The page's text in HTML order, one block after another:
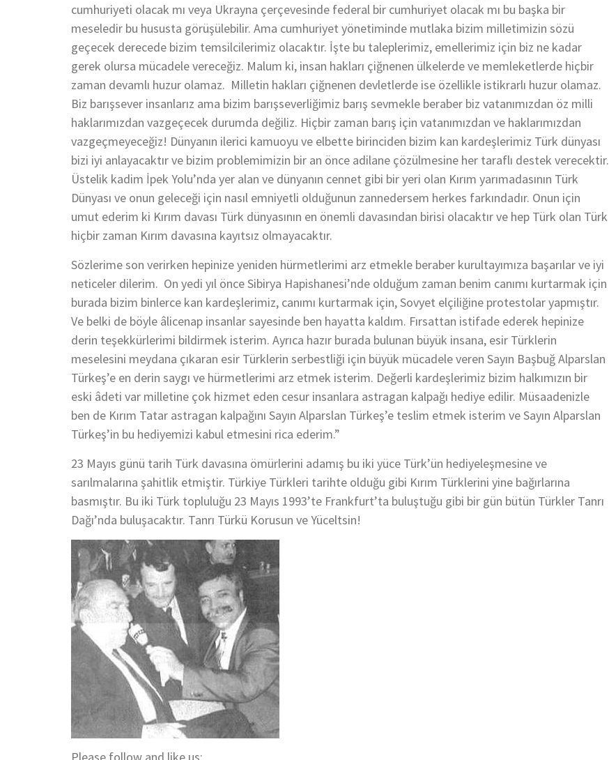
cumhuriyeti olacak mı veya Ukrayna çerçevesinde federal bir cumhuriyet olacak mı bu başka bir
meseledir bu hususta görüşülebilir. Ama cumhuriyet yönetiminde mutlaka bizim milletimizin sözü
geçecek derecede bizim temsilcilerimiz olacaktır. İşte bu taleplerimiz, emellerimiz için biz ne kadar
gerek olursa mücadele vereceğiz. Malum ki, insan hakları çiğnenen ülkelerde ve memleketlerde hiçbir
zaman devamlı huzur olamaz. Milletin hakları çiğnenen devletlerde ise özellikle istikrarlı huzur olamaz.
Biz barışsever insanlarız ama bizim barışseverliğimiz barış sevmekle beraber biz vatanımızdan öz milli
haklarımızdan vazgeçecek durumda değiliz. Hiçbir zaman barış için vatanımızdan ve haklarımızdan
vazgeçmeyeceğiz! Dünyanın ilerici kamuoyu ve elbette birinciden bizim kan kardeşlerimiz Türk dünyası
bizi iyi anlayacaktır ve bizim problemimizin bir an önce adilane çözülmesine her taraflı destek verecektir.
Üstelik kadim İpek Yolu’nda yer alan ve dünyanın cennet gibi bir yeri olan Kırım yarımadasının Türk
Dünyası ve onun geleceği için nasıl emniyetli olduğunun zannedersem herkes farkındadır. Onun için
umut ederim ki Kırım davası Türk dünyasının en önemli davasından birisi olacaktır ve hep Türk olan Türk
hiçbir zaman Kırım davasına kayıtsız olmayacaktır.
Sözlerime son verirken hepinize yeniden hürmetlerimi arz etmekle beraber kurultayımıza başarılar ve iyi
neticeler dilerim. On yedi yıl önce Sibirya Hapishanesi’nde olduğum zaman benim canımı kurtarmak için
burada bizim binlerce kan kardeşlerimiz, canımı kurtarmak için, Sovyet elçiliğine protestolar yapmıştır.
Ve belki de böyle âlicenap insanlar sayesinde ben hayatta kaldım. Fırsattan istifade ederek hepinize
derin teşekkürlerimi bildirmek isterim. Ayrıca hazır burada bulunan büyük insana, esir Türklerin
meselesini meydana çıkaran esir Türklerin serbestliği için büyük mücadele veren Sayın Başbuğ Alparslan
Türkeş’e en derin saygı ve hürmetlerimi arz etmek isterim. Değerli kardeşlerimiz bizim halkımızın bir
eski âdeti var milletine çok hizmet eden cesur insanlara astragan kalpağı hediye edilir. Müsaadenizle
ben de Kırım Tatar astragan kalpağını Sayın Alparslan Türkeş’e teslim etmek isterim ve Sayın Alparslan
Türkeş’in bu hediyemizi kabul etmesini rica ederim.”
23 Mayıs günü tarih Türk davasına ömürlerini adamış bu iki yüce Türk’ün hediyeleşmesine ve
sarılmalarına şahitlik etmiştir. Türkiye Türkleri tarihte olduğu gibi Kırım Türklerini yine bağırlarına
basmıştır. Bu iki Türk topluluğu 23 Mayıs 1993’te Frankfurt’ta buluştuğu gibi bir gün bütün Türkler Tanrı
Dağı’nda buluşacaktır. Tanrı Türkü Korusun ve Yüceltsin!
Please follow and like us: